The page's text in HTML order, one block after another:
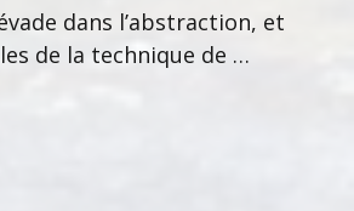
dans l’abstraction, et
de la technique de …